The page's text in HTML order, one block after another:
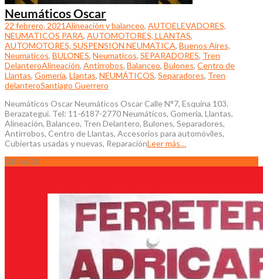
Neumáticos Oscar
22 febrero, 2021Alineación y balanceo, AUTOELEVADORES,
NEUMATICOS PARA, AUTOMOTORES, LLANTAS,
AUTOMOTORES, SUSPENSION NEUMATICA, Buenos Aires,
Neumaticos, BULONES, Neumaticos, SEPARADORES, Tren
DelanteroAlineación, Antirrobos, Balanceo, Bulones, Centro de
Llantas, Gomería, Llantas, NEUMÁTICOS, Separadores, Tren
delanteroSantiago Guerrero
Neumáticos Oscar Neumáticos Oscar Calle N°7, Esquina 103.
Berazategui. Tel: 11-6187-2770 Neumáticos, Gomería, Llantas,
Alineación, Balanceo, Tren Delantero, Bulones, Separadores,
Antirrobos, Centro de Llantas, Accesorios para automóviles,
Cubiertas usadas y nuevas, ReparaciónLeer más…
03Feb/20